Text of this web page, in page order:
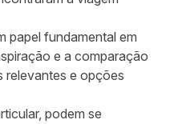
papel fundamental em
e a comparação
relevantes e opções
podem se